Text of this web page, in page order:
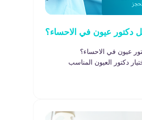
دكتور عيون في الاحساء؟
عيون في الاحساء؟
دكتور العيون المناسب